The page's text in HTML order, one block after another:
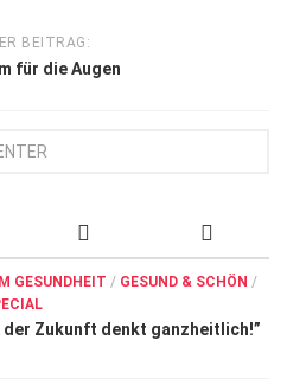
BEITRAG:
für die Augen
GESUNDHEIT / GESUND & SCHÖN /
der Zukunft denkt ganzheitlich!”